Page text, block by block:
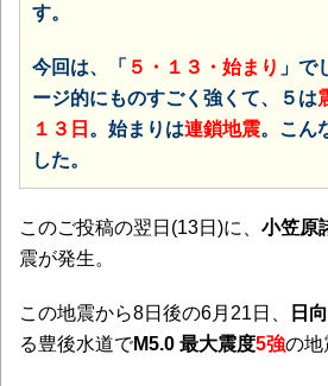
す。
今回は、「 ５・１３・始まり 」で
ージ的にものすごく強くて、５は
１３日 。始まりは連鎖地震。こん
した。
このご投稿の翌日(13日)に、 小笠原
震が発生。
この地震から8日後の6月21日、 日
る豊後水道でM5.0 最大震度5強の地